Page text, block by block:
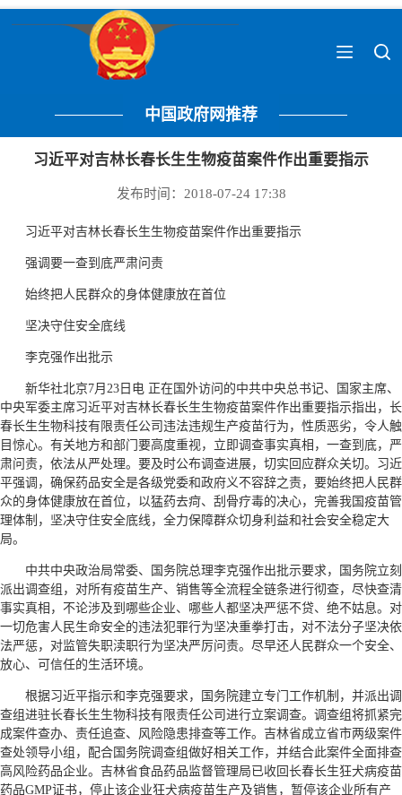
中国政府网推荐
习近平对吉林长春长生生物疫苗案件作出重要指示
发布时间：2018-07-24 17:38
习近平对吉林长春长生生物疫苗案件作出重要指示
强调要一查到底严肃问责
始终把人民群众的身体健康放在首位
坚决守住安全底线
李克强作出批示
新华社北京7月23日电 正在国外访问的中共中央总书记、国家主席、
中央军委主席习近平对吉林长春长生生物疫苗案件作出重要指示指出，长
春长生生物科技有限责任公司违法违规生产疫苗行为，性质恶劣，令人触
目惊心。有关地方和部门要高度重视，立即调查事实真相，一查到底，严
肃问责，依法从严处理。要及时公布调查进展，切实回应群众关切。习近
平强调，确保药品安全是各级党委和政府义不容辞之责，要始终把人民群
众的身体健康放在首位，以猛药去疴、刮骨疗毒的决心，完善我国疫苗管
理体制，坚决守住安全底线，全力保障群众切身利益和社会安全稳定大
局。
中共中央政治局常委、国务院总理李克强作出批示要求，国务院立刻
派出调查组，对所有疫苗生产、销售等全流程全链条进行彻查，尽快查清
事实真相，不论涉及到哪些企业、哪些人都坚决严惩不贷、绝不姑息。对
一切危害人民生命安全的违法犯罪行为坚决重拳打击，对不法分子坚决依
法严惩，对监管失职渎职行为坚决严厉问责。尽早还人民群众一个安全、
放心、可信任的生活环境。
根据习近平指示和李克强要求，国务院建立专门工作机制，并派出调
查组进驻长春长生生物科技有限责任公司进行立案调查。调查组将抓紧完
成案件查办、责任追查、风险隐患排查等工作。吉林省成立省市两级案件
查处领导小组，配合国务院调查组做好相关工作，并结合此案件全面排查
高风险药品企业。吉林省食品药品监督管理局已收回长春长生狂犬病疫苗
药品GMP证书，停止该企业狂犬病疫苗生产及销售，暂停该企业所有产